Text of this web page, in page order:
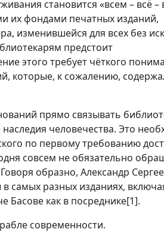
становится «всем – всё –
их фондами печатных изданий,
изменившейся для всех без
предстоит
этого требует чёткого
которые, к сожалению,
прямо связывать
человечества. Это
по первому требованию
совсем не обязательно
образно, Александр
самых разных изданиях,
Басове как в посреднике[1].
современности.